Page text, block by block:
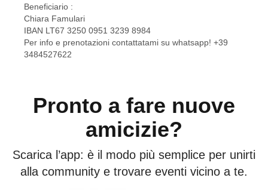
Beneficiario :
Chiara Famulari
IBAN LT67 3250 0951 3239 8984
Per info e prenotazioni contattatami su whatsapp! +39
3484527622
Pronto a fare nuove
amicizie?
Scarica l’app: è il modo più semplice per unirti
alla community e trovare eventi vicino a te.